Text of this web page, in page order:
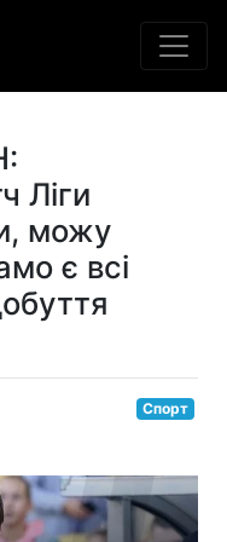
Ліги
можу
є всі
Спорт